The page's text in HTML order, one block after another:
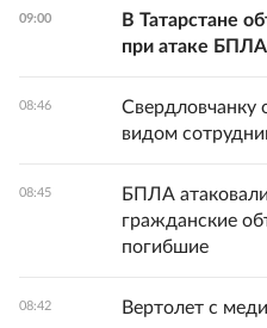
09:00
В Татарстане
при атаке БПЛА
08:46
Свердловчанку
видом
08:45
БПЛА
гражданские
погибшие
08:42
Вертолет с